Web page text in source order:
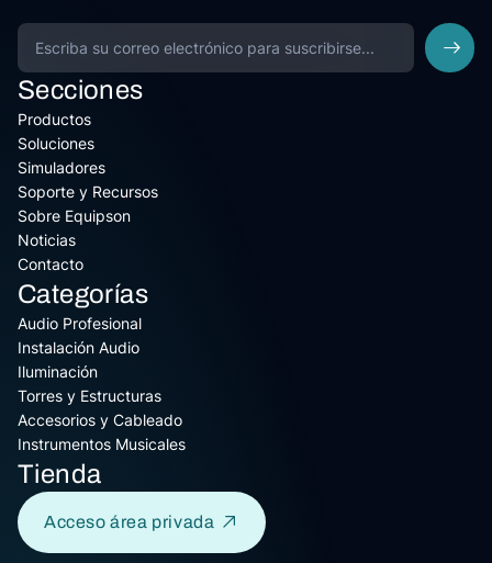
Secciones
Productos
Soluciones
Simuladores
Soporte y Recursos
Sobre Equipson
Noticias
Contacto
Categorías
Audio Profesional
Instalación Audio
Iluminación
Torres y Estructuras
Accesorios y Cableado
Instrumentos Musicales
Tienda
Acceso área privada